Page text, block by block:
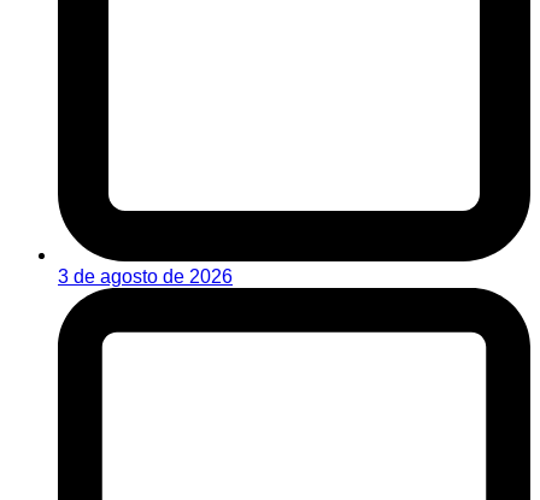
3 de agosto de 2026